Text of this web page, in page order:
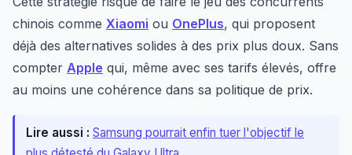
chinois comme Xiaomi ou OnePlus, qui proposent
déjà des alternatives solides à des prix plus doux. Sans
compter Apple qui, même avec ses tarifs élevés, offre
au moins une cohérence dans sa politique de prix.
Lire aussi : Samsung pourrait enfin tuer l'objectif le